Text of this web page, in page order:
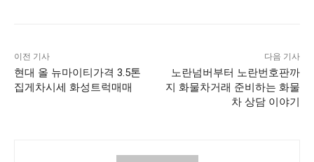
이전 기사
현대 올 뉴마이티가격 3.5톤
집게차시세 화성트럭매매
다음 기사
노란넘버부터 노란번호판까
지 화물차거래 준비하는 화물
차 상담 이야기